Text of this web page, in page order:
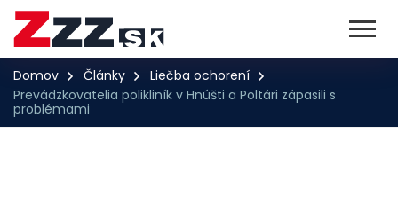
Domov Články
Liečba ochorení
Prevádzkovatelia polikliník v Hnúšti a Poltári zápasili s
problémami